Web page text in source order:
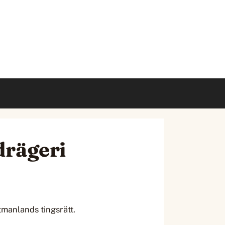
tingsrätt.